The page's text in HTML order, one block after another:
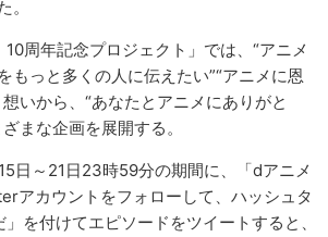
。
10周年記念プロジェクト」では、“アニメ
もっと多くの人に伝えたい”“アニメに恩
いから、“あなたとアニメにありがと
まな企画を展開する。
日～21日23時59分の期間に、「dアニメ
アカウントをフォローして、ハッシュタ
を付けてエピソードをツイートすると、